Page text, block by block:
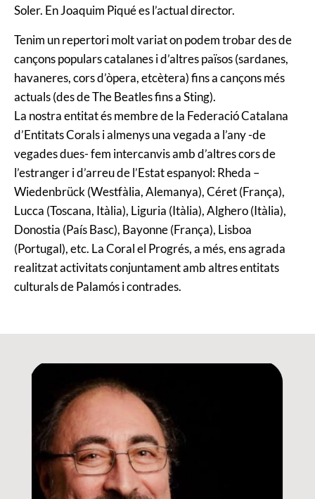
Soler. En Joaquim Piqué es l’actual director.
Tenim un repertori molt variat on podem trobar des de
cançons populars catalanes i d’altres països (sardanes,
havaneres, cors d’òpera, etcètera) fins a cançons més
actuals (des de The Beatles fins a Sting).
La nostra entitat és membre de la Federació Catalana
d’Entitats Corals i almenys una vegada a l’any -de
vegades dues- fem intercanvis amb d’altres cors de
l’estranger i d’arreu de l’Estat espanyol: Rheda –
Wiedenbrück (Westfàlia, Alemanya), Céret (França),
Lucca (Toscana, Itàlia), Liguria (Itàlia), Alghero (Itàlia),
Donostia (País Basc), Bayonne (França), Lisboa
(Portugal), etc. La Coral el Progrés, a més, ens agrada
realitzat activitats conjuntament amb altres entitats
culturals de Palamós i contrades.